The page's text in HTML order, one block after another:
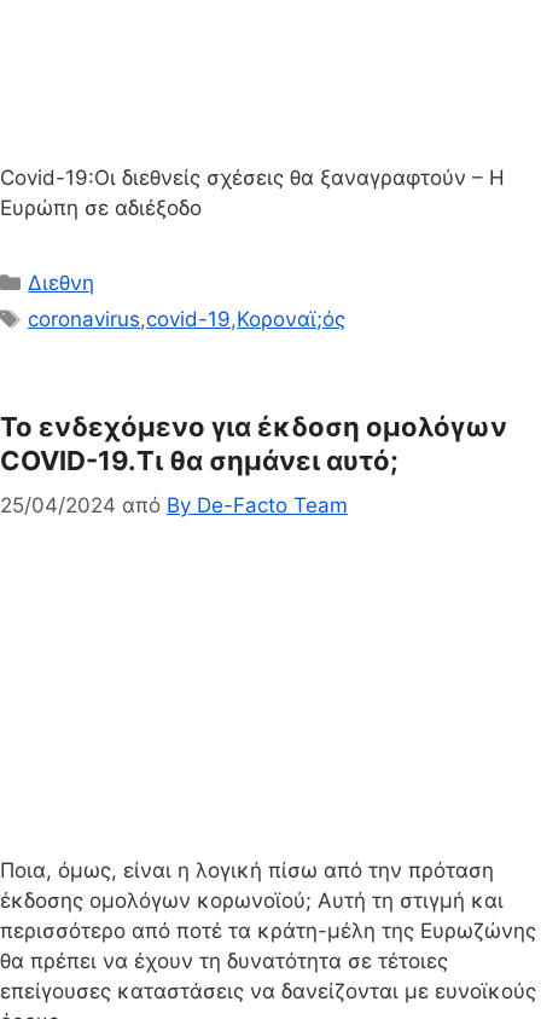
Covid-19:Οι διεθνείς σχέσεις θα ξαναγραφτούν – Η
Ευρώπη σε αδιέξοδο
Κατηγορίες
Διεθνη
Ετικέτες
coronavirus,covid-19,Κοροναϊ;ός
Το ενδεχόμενο για έκδοση ομολόγων
COVID-19.Τι θα σημάνει αυτό;
25/04/2024 από By De-Facto Team
Ποια, όμως, είναι η λογική πίσω από την πρόταση
έκδοσης ομολόγων κορωνοϊού; Αυτή τη στιγμή και
περισσότερο από ποτέ τα κράτη-μέλη της Ευρωζώνης
θα πρέπει να έχουν τη δυνατότητα σε τέτοιες
επείγουσες καταστάσεις να δανείζονται με ευνοϊκούς